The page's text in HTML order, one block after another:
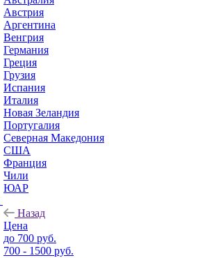
Австрия
Аргентина
Венгрия
Германия
Греция
Грузия
Испания
Италия
Новая Зеландия
Португалия
Северная Македония
США
Франция
Чили
ЮАР
Назад
Цена
до 700 руб.
700 - 1500 руб.